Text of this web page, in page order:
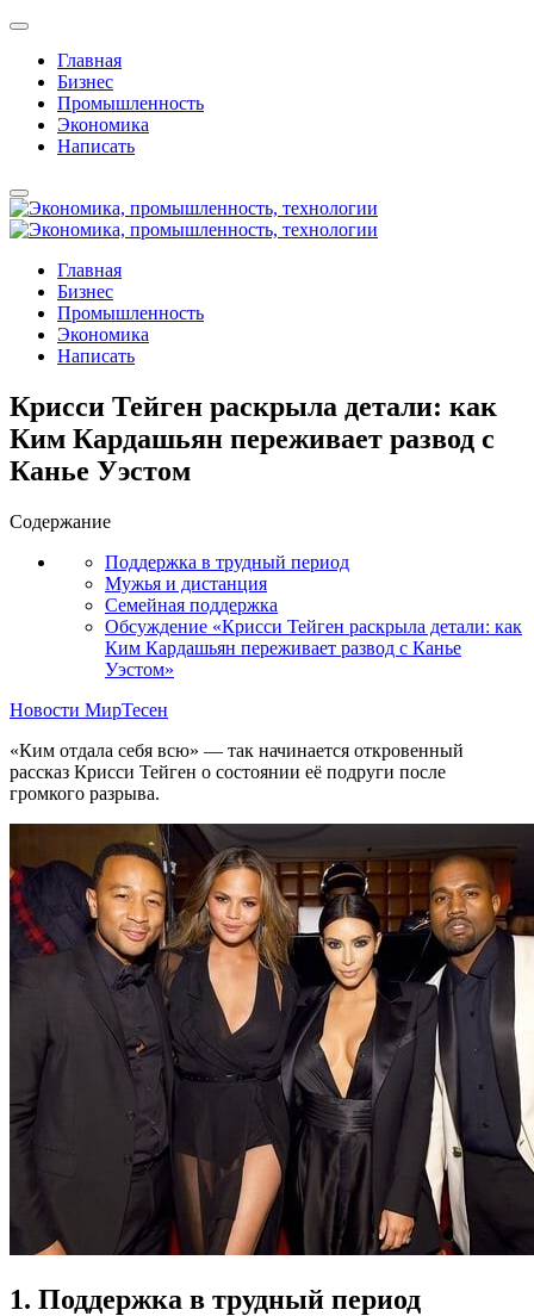
Главная
Бизнес
Промышленность
Экономика
Написать
Главная
Бизнес
Промышленность
Экономика
Написать
Крисси Тейген раскрыла детали: как
Ким Кардашьян переживает развод с
Канье Уэстом
Содержание
Поддержка в трудный период
Мужья и дистанция
Семейная поддержка
Обсуждение «Крисси Тейген раскрыла детали: как
Ким Кардашьян переживает развод с Канье
Уэстом»
Новости МирТесен
«Ким отдала себя всю» — так начинается откровенный
рассказ Крисси Тейген о состоянии её подруги после
громкого разрыва.
1. Поддержка в трудный период